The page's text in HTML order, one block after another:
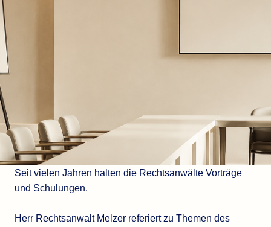
Seit vielen Jahren halten die Rechtsanwälte Vorträge
und Schulungen.
Herr Rechtsanwalt Melzer referiert zu Themen des